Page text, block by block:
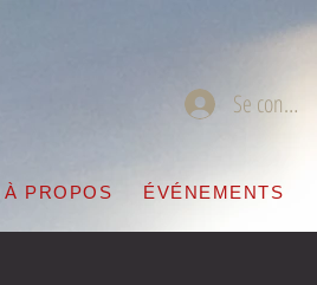
Se connecter
À PROPOS ÉVÉNEMENTS